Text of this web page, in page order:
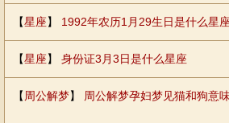
【星座】 1992年农历1月29生日是什么星座
【星座】 身份证3月3日是什么星座
【 周公解梦】
周公解梦孕妇梦见猫和狗意